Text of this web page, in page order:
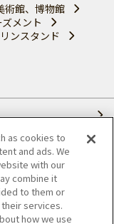
術館、博物館
メント
ンスタンド
as cookies to
and ads. We
with our
combine it
to them or
services.
how we use